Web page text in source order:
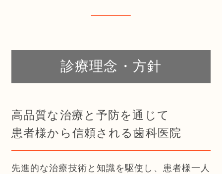
診療理念・方針
高品質な治療と予防を通じて
患者様から信頼される歯科医院
先進的な治療技術と知識を駆使し、患者様一人